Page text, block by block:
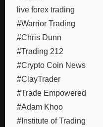
live forex trading
#Warrior Trading
#Chris Dunn
#Trading 212
#Crypto Coin News
#ClayTrader
#Trade Empowered
#Adam Khoo
#Institute of Trading